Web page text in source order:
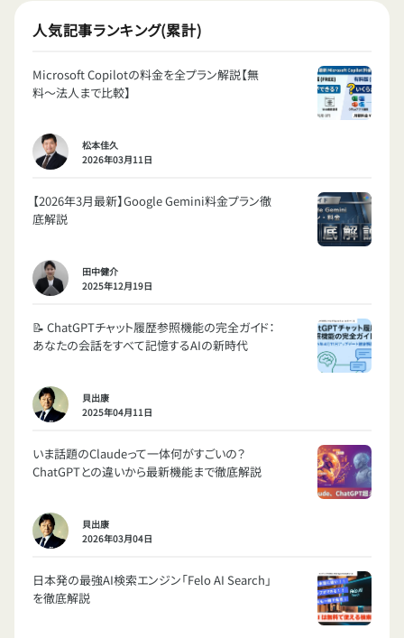
人気記事ランキング(累計)
Microsoft Copilotの料金を全プラン解説【無
料〜法人まで比較】
松本佳久
2026年03月11日
【2026年3月最新】Google Gemini料金プラン徹
底解説
田中健介
2025年12月19日
📝 ChatGPTチャット履歴参照機能の完全ガイド：
あなたの会話をすべて記憶するAIの新時代
貝出康
2025年04月11日
いま話題のClaudeって一体何がすごいの？
ChatGPTとの違いから最新機能まで徹底解説
貝出康
2026年03月04日
日本発の最強AI検索エンジン「Felo AI Search」
を徹底解説